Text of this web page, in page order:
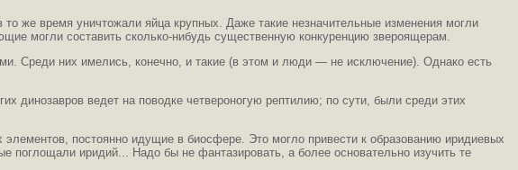
же время уничтожали яйца крупных. Даже такие незначительные изменения могли
могли составить сколько-нибудь существенную конкуренцию звероящерам.
Среди них имелись, конечно, и такие (в этом и люди — не исключение). Однако есть
динозавров ведет на поводке четвероногую рептилию; по сути, были среди этих
постоянно идущие в биосфере. Это могло привести к образованию иридиевых
поглощали иридий... Надо бы не фантазировать, а более основательно изучить те